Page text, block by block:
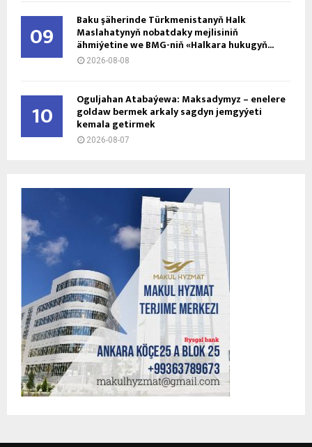
09 Baku şäherinde Türkmenistanyň Halk
Maslahatynyň nobatdaky mejlisiniň
ähmiýetine we BMG-niň «Halkara hukugyň...
2026-08-08
10 Oguljahan Atabaýewa: Maksadymyz – enelere
goldaw bermek arkaly sagdyn jemgyýeti
kemala getirmek
2026-08-07